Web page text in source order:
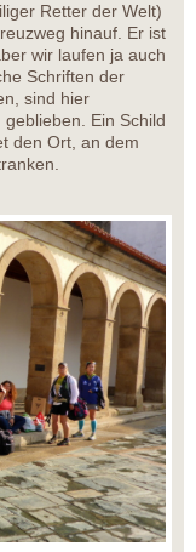
Retter der Welt)
hinauf. Er ist
wir laufen ja auch
Schriften der
sind hier
Ein Schild
den Ort, an dem